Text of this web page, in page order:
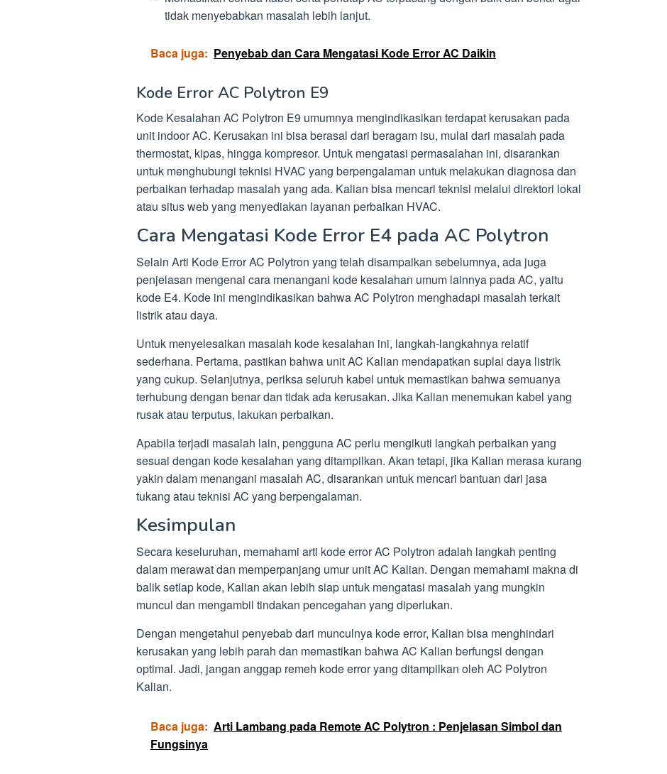
tidak menyebabkan masalah lebih lanjut.
Baca juga: Penyebab dan Cara Mengatasi Kode Error AC Daikin
Kode Error AC Polytron E9
Kode Kesalahan AC Polytron E9 umumnya mengindikasikan terdapat kerusakan pada
unit indoor AC. Kerusakan ini bisa berasal dari beragam isu, mulai dari masalah pada
thermostat, kipas, hingga kompresor. Untuk mengatasi permasalahan ini, disarankan
untuk menghubungi teknisi HVAC yang berpengalaman untuk melakukan diagnosa dan
perbaikan terhadap masalah yang ada. Kalian bisa mencari teknisi melalui direktori lokal
atau situs web yang menyediakan layanan perbaikan HVAC.
Cara Mengatasi Kode Error E4 pada AC Polytron
Selain Arti Kode Error AC Polytron yang telah disampaikan sebelumnya, ada juga
penjelasan mengenai cara menangani kode kesalahan umum lainnya pada AC, yaitu
kode E4. Kode ini mengindikasikan bahwa AC Polytron menghadapi masalah terkait
listrik atau daya.
Untuk menyelesaikan masalah kode kesalahan ini, langkah-langkahnya relatif
sederhana. Pertama, pastikan bahwa unit AC Kalian mendapatkan suplai daya listrik
yang cukup. Selanjutnya, periksa seluruh kabel untuk memastikan bahwa semuanya
terhubung dengan benar dan tidak ada kerusakan. Jika Kalian menemukan kabel yang
rusak atau terputus, lakukan perbaikan.
Apabila terjadi masalah lain, pengguna AC perlu mengikuti langkah perbaikan yang
sesuai dengan kode kesalahan yang ditampilkan. Akan tetapi, jika Kalian merasa kurang
yakin dalam menangani masalah AC, disarankan untuk mencari bantuan dari jasa
tukang atau teknisi AC yang berpengalaman.
Kesimpulan
Secara keseluruhan, memahami arti kode error AC Polytron adalah langkah penting
dalam merawat dan memperpanjang umur unit AC Kalian. Dengan memahami makna di
balik setiap kode, Kalian akan lebih siap untuk mengatasi masalah yang mungkin
muncul dan mengambil tindakan pencegahan yang diperlukan.
Dengan mengetahui penyebab dari munculnya kode error, Kalian bisa menghindari
kerusakan yang lebih parah dan memastikan bahwa AC Kalian berfungsi dengan
optimal. Jadi, jangan anggap remeh kode error yang ditampilkan oleh AC Polytron
Kalian.
Baca juga: Arti Lambang pada Remote AC Polytron : Penjelasan Simbol dan
Fungsinya